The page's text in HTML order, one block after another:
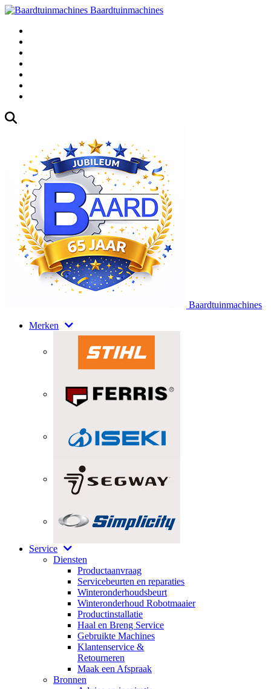
Baardtuinmachines
Baardtuinmachines
Merken
Service
Diensten
Productaanvraag
Servicebeurten en reparaties
Winteronderhoudsbeurt
Winteronderhoud Robotmaaier
Productinstallatie
Haal en Breng Service
Gebruikte Machines
Klantenservice &
Retourneren
Maak een Afspraak
Bronnen